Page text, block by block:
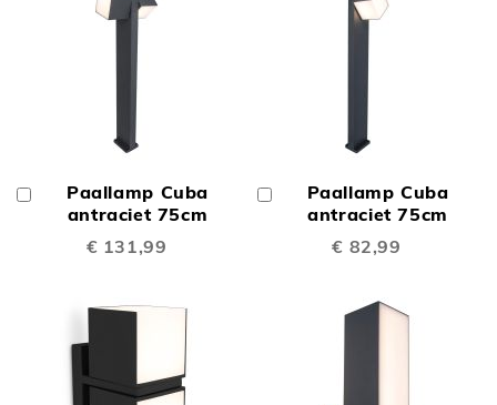
Paallamp Cuba
antraciet 75cm
€ 131,99
Winkelwagen
Paallamp Cuba
antraciet 75cm
€ 82,99
Winkelwagen